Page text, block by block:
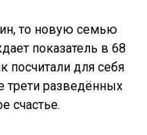
то новую семью
показатель в 68
посчитали для себя
трети разведённых
счастье.